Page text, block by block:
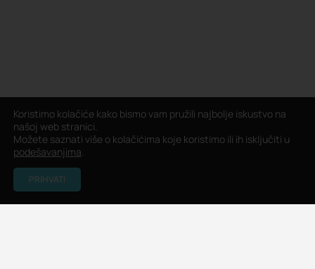
Koristimo kolačiće kako bismo vam pružili najbolje iskustvo na
našoj web stranici.
Možete saznati više o kolačićima koje koristimo ili ih isključiti u
podešavanjima.
PRIHVATI